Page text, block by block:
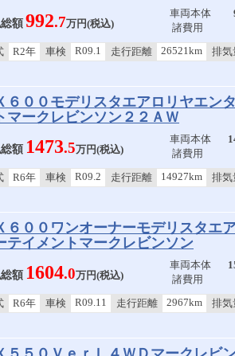
額 992.7万円(税込)
車両本体
諸費用
R2年 車検 R09.1 走行距離 26521km 排気
６００モデリスタエアロリヤエン
マークレビンソン２２ＡＷ
額 1473.5万円(税込)
車両本体
諸費用
R6年 車検 R09.2 走行距離 14927km 排気
６００ワンオーナーモデリスタエ
テイメントマークレビンソン
額 1604.0万円(税込)
車両本体
諸費用
R6年 車検 R09.11 走行距離 2967km 排気